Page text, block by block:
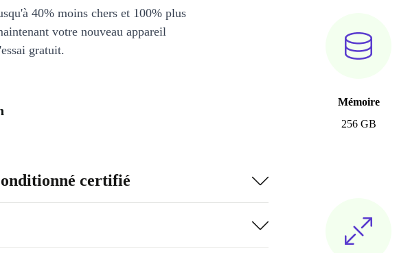
Mémoire
256 GB
40% moins chers et 100% plus
votre nouveau appareil
gratuit.
certifié